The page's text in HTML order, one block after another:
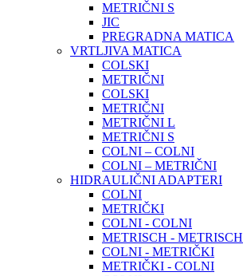
METRIČNI S
JIC
PREGRADNA MATICA
VRTLJIVA MATICA
COLSKI
METRIČNI
COLSKI
METRIČNI
METRIČNI L
METRIČNI S
COLNI – COLNI
COLNI – METRIČNI
HIDRAULIČNI ADAPTERI
COLNI
METRIČKI
COLNI - COLNI
METRISCH - METRISCH
COLNI - METRIČKI
METRIČKI - COLNI